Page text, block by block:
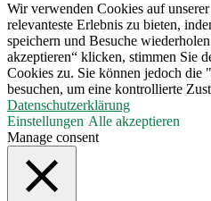
Wir verwenden Cookies auf
relevanteste Erlebnis zu bieten,
speichern und Besuche
akzeptieren“ klicken, stimmen Sie
Cookies zu. Sie können jedoch die
besuchen, um eine kontrollierte
Datenschutzerklärung
Einstellungen Alle akzeptieren
Manage consent